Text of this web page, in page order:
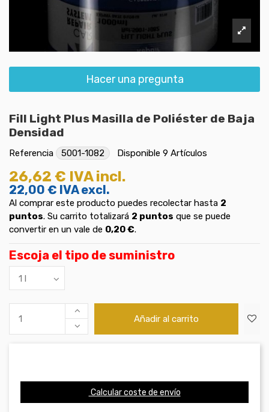
Hacer una pregunta
Fill Light Plus Masilla de Poliéster de Baja
Densidad
Referencia 5001-1082 Disponible 9 Artículos
26,62 € IVA incl.
22,00 € IVA excl.
Al comprar este producto puedes recolectar hasta 2
puntos. Su carrito totalizará 2 puntos que se puede
convertir en un vale de 0,20 €.
Escoja el tipo de suministro
Añadir al carrito
Calcular coste de envío